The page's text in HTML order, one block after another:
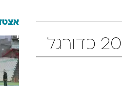
תכנית היורו
לוח תוצאות
דעות ופרשנויות
וואלה! ספורט